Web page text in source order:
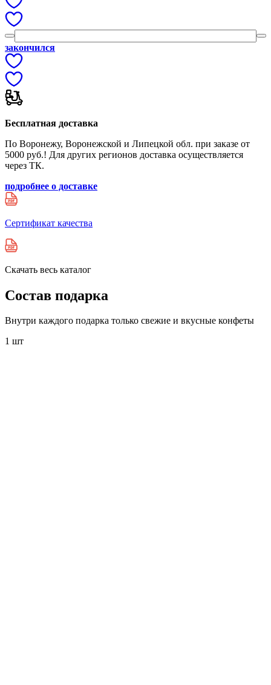
закончился
Бесплатная доставка
По Воронежу, Воронежской и Липецкой обл. при заказе от
5000 руб.! Для других регионов доставка осуществляется
через ТК.
подробнее о доставке
Сертификат качества
Скачать весь каталог
Состав подарка
Внутри каждого подарка только свежие и вкусные конфеты
1 шт